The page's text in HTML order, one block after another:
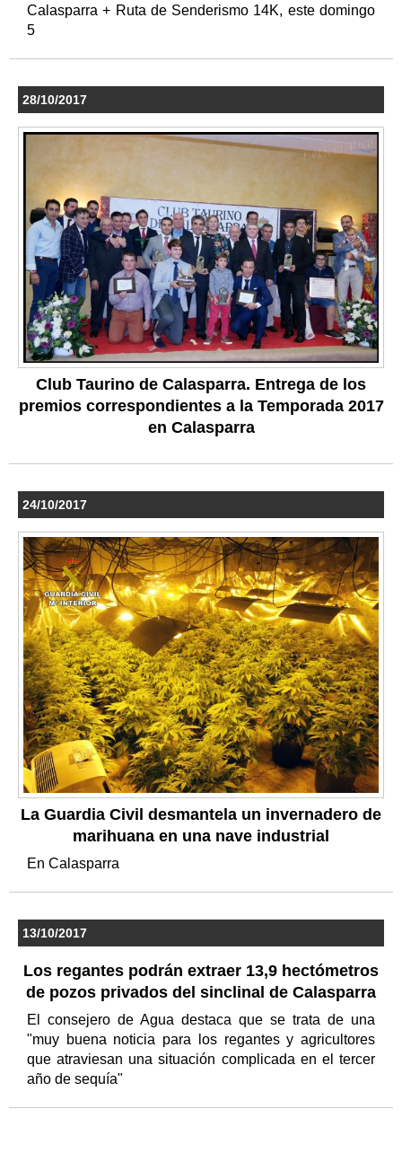
Calasparra + Ruta de Senderismo 14K, este domingo
5
28/10/2017
Club Taurino de Calasparra. Entrega de los
premios correspondientes a la Temporada 2017
en Calasparra
24/10/2017
La Guardia Civil desmantela un invernadero de
marihuana en una nave industrial
En Calasparra
13/10/2017
Los regantes podrán extraer 13,9 hectómetros
de pozos privados del sinclinal de Calasparra
El consejero de Agua destaca que se trata de una
"muy buena noticia para los regantes y agricultores
que atraviesan una situación complicada en el tercer
año de sequía"